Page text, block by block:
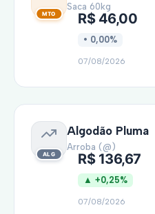
Saca 60kg
R$ 46,00
• 0,00%
07/08/2026
Algodão Pluma
Arroba (@)
R$ 136,67
▲ +0,25%
07/08/2026